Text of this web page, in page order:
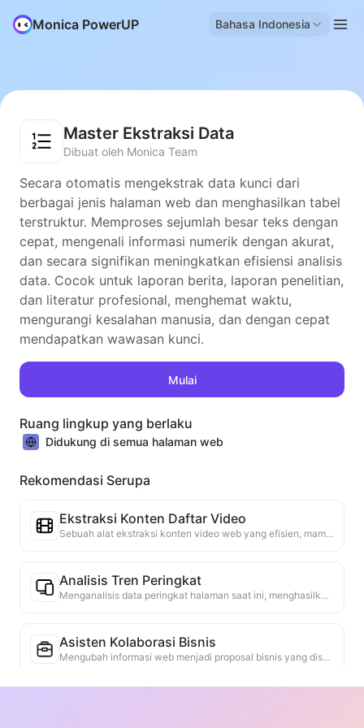
Monica PowerUP Bahasa Indonesia
Master Ekstraksi Data
Dibuat oleh Monica Team
Secara otomatis mengekstrak data kunci dari
berbagai jenis halaman web dan menghasilkan tabel
terstruktur. Memproses sejumlah besar teks dengan
cepat, mengenali informasi numerik dengan akurat,
dan secara signifikan meningkatkan efisiensi analisis
data. Cocok untuk laporan berita, laporan penelitian,
dan literatur profesional, menghemat waktu,
mengurangi kesalahan manusia, dan dengan cepat
mendapatkan wawasan kunci.
Mulai
Ruang lingkup yang berlaku
Didukung di semua halaman web
Rekomendasi Serupa
Ekstraksi Konten Daftar Video
Sebuah alat ekstraksi konten video web yang efisien, mampu dengan cepat memindai halaman web dan mengatur informasi video ke dalam tabel Markdown yang terstruktur.
Analisis Tren Peringkat
Menganalisis data peringkat halaman saat ini, menghasilkan laporan tren. Mengidentifikasi kategori populer, jenis produk yang cepat naik, dan teknologi yang muncul. Menyediakan wawasan pasar instan untuk membantu Anda memahami tren produk terbaru dan arah pasar.
Asisten Kolaborasi Bisnis
Mengubah informasi web menjadi proposal bisnis yang disesuaikan, pesan kolaborasi, menyediakan template siap pakai dan panduan tindak lanjut, menyederhanakan proses kolaborasi.